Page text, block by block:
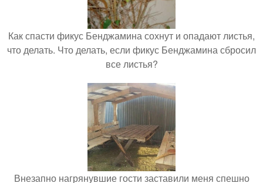
Как спасти фикус Бенджамина сохнут и опадают листья,
что делать. Что делать, если фикус Бенджамина сбросил
все листья?
Внезапно нагрянувшие гости заставили меня спешно